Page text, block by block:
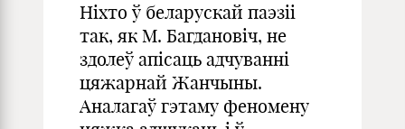
Ніхто ў беларускай паэзіі
так, як М. Багдановіч, не
здолеў апісаць адчуванні
цяжарнай Жанчыны.
Аналагаў гэтаму феномену